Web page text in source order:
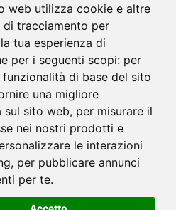
web utilizza cookie e altre
tracciamento per
tua esperienza di
per i seguenti scopi: per
di base del sito
una migliore
sul sito web, per misurare il
nei nostri prodotti e
le interazioni
, per pubblicare annunci
per te.
srl. Tutti i diritti riservati.